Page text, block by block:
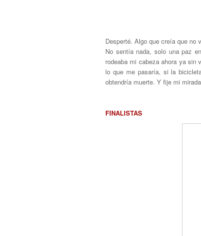
Desperté. Algo que creía que
No sentía nada, solo una paz
rodeaba mi cabeza ahora ya
lo que me pasaría, si la
obtendría muerte. Y fije mi
FINALISTAS